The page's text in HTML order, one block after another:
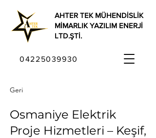
04225039930
AHTER TEK MÜHENDİSLİK
MİMARLIK YAZILIM ENERJİ
LTD.ŞTİ.
Geri
Osmaniye Elektrik
Proje Hizmetleri – Keşif,